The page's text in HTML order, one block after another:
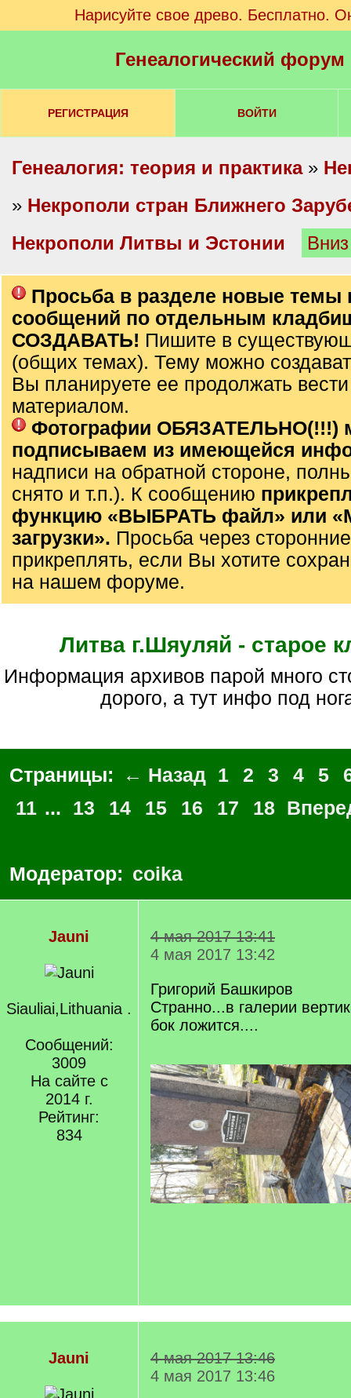
Нарисуйте свое древо. Бесплатно.
Генеалогический
РЕГИСТРАЦИЯ ВОЙТИ
Генеалогия: теория и практика»
» Некрополи стран Ближнего
Некрополи Литвы и Эстонии
Просьба в разделе новые темы
сообщений по отдельным
СОЗДАВАТЬ! Пишите в
(общих темах). Тему можно
Вы планируете ее продолжать
материалом.
Фотографии ОБЯЗАТЕЛЬНО(!!!)
подписываем из имеющейся
надписи на обратной стороне,
снято и т.п.). К сообщению
функцию «ВЫБРАТЬ файл» или
загрузки». Просьба через
прикреплять, если Вы хотите
на нашем форуме.
Литва г.Шяуляй - старое
информация архивов парой много стоит, или поездка
дорого, а тут инфо под
Страницы: ← Назад 1 2 3 4 5
11 ... 13 14 15 16 17 18
Модератор: coika
Jauni
Siauliai,Lithuania .
Сообщений:
3009
На сайте с
2014 г.
Рейтинг:
834
4 мая 2017 13:41
4 мая 2017 13:42
Григорий Башкиров
Странно...в галерии
бок ложится....
Jauni
4 мая 2017 13:46
4 мая 2017 13:46